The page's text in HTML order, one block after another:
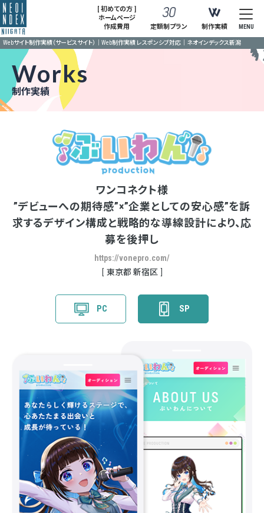
[ 初めての方 ]
ホームページ
作成費用
定額制プラン 制作実績 MENU
Webサイト制作実績（サービスサイト）｜Web制作実績 レスポンシブ対応｜ネオインデックス新潟
Works
制作実績
ワンコネクト様
”デビューへの期待感”×”企業としての安心感”を訴
求するデザイン構成と戦略的な導線設計により、応
募を後押し
https://vonepro.com/
東京都 新宿区
PC SP